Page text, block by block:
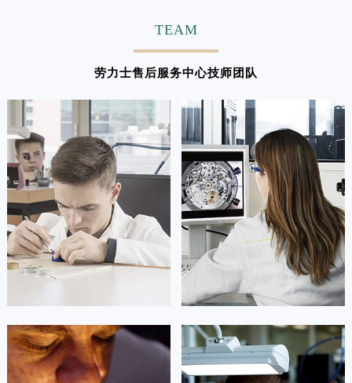
山东省东营市东营区济南路劳力士售后服务中心（需提前预约）
山东省临沂市兰山区解放路劳力士售后服务中心（需提前预约）
山东省日照市东港区烟台路劳力士售后服务中心（需提前预约）
山东省泰安市泰山区财源街道泰山大街劳力士售后服务中心（需提前预约）
山东省威海市环翠区新威海路89号振华商厦一楼名表维修劳力士售后服务中心（需提前预约）
山东省潍坊市奎文区东风东街劳力士售后服务中心（需提前预约）
山东省枣庄市滕州市北辛路与善国路交叉口劳力士售后服务中心（需提前预约）
山东省淄博市张店区金晶大道劳力士售后服务中心（需提前预约）
上海市黄浦区南京东路299号宏伊国际广场写字楼8层806室劳力士售后服务中心（需提前预约）
上海市徐汇区虹桥路3号港汇中心2座37层3705室劳力士售后服务中心（需提前预约）
浙江省湖州市吴兴区劳动路劳力士售后服务中心（需提前预约）
TEAM
劳力士售后服务中心技师团队
凯罗尔·切尔西
资深劳力士技师
是劳力士售后服务中心
达芙妮·克劳迪娅
资深劳力士技师
是劳力士售后服务中心